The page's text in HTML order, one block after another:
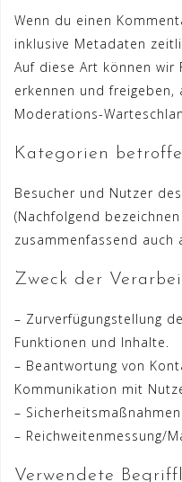
Wenn du einen
inklusive Metadaten
Auf diese Art können
erkennen und
Moderations-
Kategorien
Besucher und Nutzer
(Nachfolgend
zusammenfassend auch
Zweck der
– Zurverfügungstellung
Funktionen und Inhalte.
– Beantwortung von
Kommunikation mit
–
– Reichweitenmessung/
Verwendete